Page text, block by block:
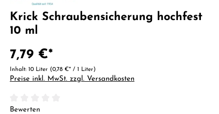
Krick Schraubensicherung hochfest
10 ml
7,79 €*
Inhalt: 10 Liter (0,78 €* / 1 Liter)
Preise inkl. MwSt. zzgl. Versandkosten
Durchschnittliche Bewertung von 0 von 5 Sternen
Bewerten